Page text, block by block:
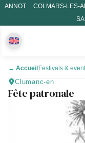
ANNOT COLMARS-LES-
← Accueil Festivals &
Clumanc-en
Fête patronale